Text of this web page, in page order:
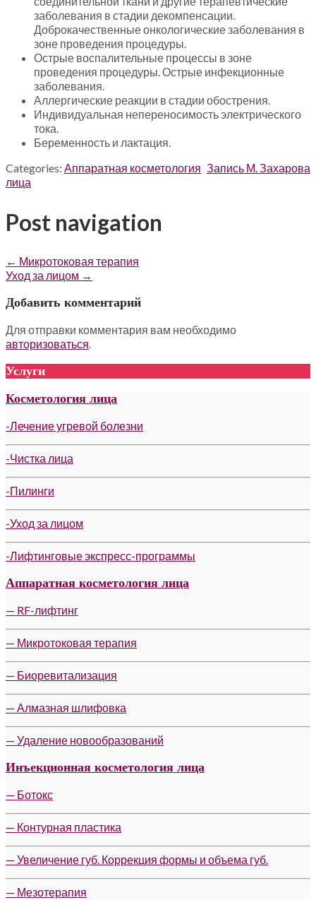
заболевания в стадии декомпенсации.
Доброкачественные онкологические заболевания в
зоне проведения процедуры.
Острые воспалительные процессы в зоне
проведения процедуры. Острые инфекционные
заболевания.
Аллергические реакции в стадии обострения.
Индивидуальная непереносимость электрического
тока.
Беременность и лактация.
Запись М. Захарова
Categories: Аппаратная косметология
лица
Post navigation
← Микротоковая терапия
Уход за лицом →
Добавить комментарий
Для отправки комментария вам необходимо
авторизоваться.
Услуги
Косметология лица
-Лечение угревой болезни
-Чистка лица
-Пилинги
-Уход за лицом
-Лифтинговые экспресс-программы
Аппаратная косметология лица
— RF-лифтинг
— Микротоковая терапия
— Биоревитализация
— Алмазная шлифовка
— Удаление новообразований
Инъекционная косметология лица
— Ботокс
— Контурная пластика
— Увеличение губ. Коррекция формы и объема губ.
— Мезотерапия